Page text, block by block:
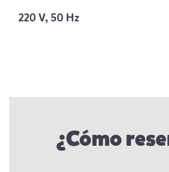
220 V, 50 Hz
¿Cómo